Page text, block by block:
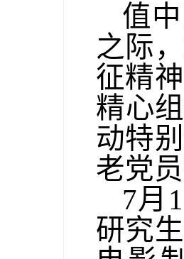
值
之际
征精
精心
动特
老党
7月
研究